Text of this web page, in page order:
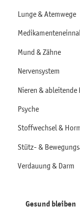
Lunge & Atemwege
Mund & Zähne
Nervensystem
Nieren & ableitende
Psyche
Stoffwechsel &
Stütz- &
Verdauung & Darm
Gesund bleiben